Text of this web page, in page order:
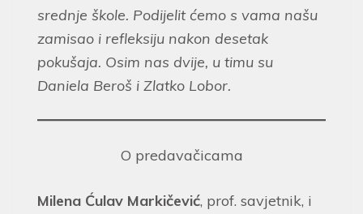
srednje škole. Podijelit ćemo s vama našu
zamisao i refleksiju nakon desetak
pokušaja. Osim nas dvije, u timu su
Daniela Beroš i Zlatko Lobor.
O predavačicama
Milena Ćulav Markičević, prof. savjetnik, i